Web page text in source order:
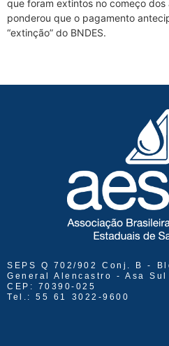
que foram extintos no começo dos
ponderou que o pagamento
“extinção” do BNDES.
SEPS Q 702/902 Conj. B -
General Alencastro - Asa
CEP: 70390-025
Tel.: 55 61 3022-9600